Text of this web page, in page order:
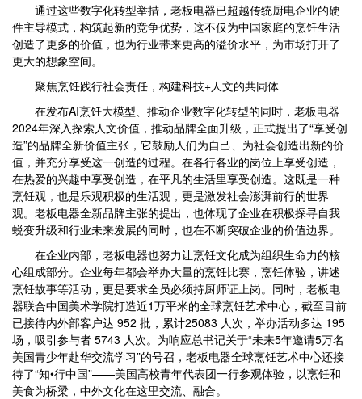
通过这些数字化转型举措，老板电器已超越传统厨电企业的硬
件主导模式，构筑起新的竞争优势，这不仅为中国家庭的烹饪生活
创造了更多的价值，也为行业带来更高的溢价水平，为市场打开了
更大的想象空间。
聚焦烹饪践行社会责任，构建科技+人文的共同体
在发布AI烹饪大模型、推动企业数字化转型的同时，老板电器
2024年深入探索人文价值，推动品牌全面升级，正式提出了“享受创
造”的品牌全新价值主张，它鼓励人们为自己、为社会创造出新的价
值，并充分享受这一创造的过程。在各行各业的岗位上享受创造，
在热爱的兴趣中享受创造，在平凡的生活里享受创造。这既是一种
烹饪观，也是乐观积极的生活观，更是激发社会澎湃前行的世界
观。老板电器全新品牌主张的提出，也体现了企业在积极探寻自我
蜕变升级和行业未来发展的同时，也在不断突破企业的价值边界。
在企业内部，老板电器也努力让烹饪文化成为组织生命力的核
心组成部分。企业每年都会举办大量的烹饪比赛，烹饪体验，讲述
烹饪故事等活动，更是要求全员必须持厨师证上岗。同时，老板电
器联合中国美术学院打造近1万平米的全球烹饪艺术中心，截至目前
已接待内外部客户达 952 批，累计25083 人次，举办活动多达 195
场，吸引参与者 5743 人次。为响应总书记关于“未来5年邀请5万名
美国青少年赴华交流学习”的号召，老板电器全球烹饪艺术中心还接
待了“知•行中国”——美国高校青年代表团一行参观体验，以烹饪和
美食为桥梁，中外文化在这里交流、融合。